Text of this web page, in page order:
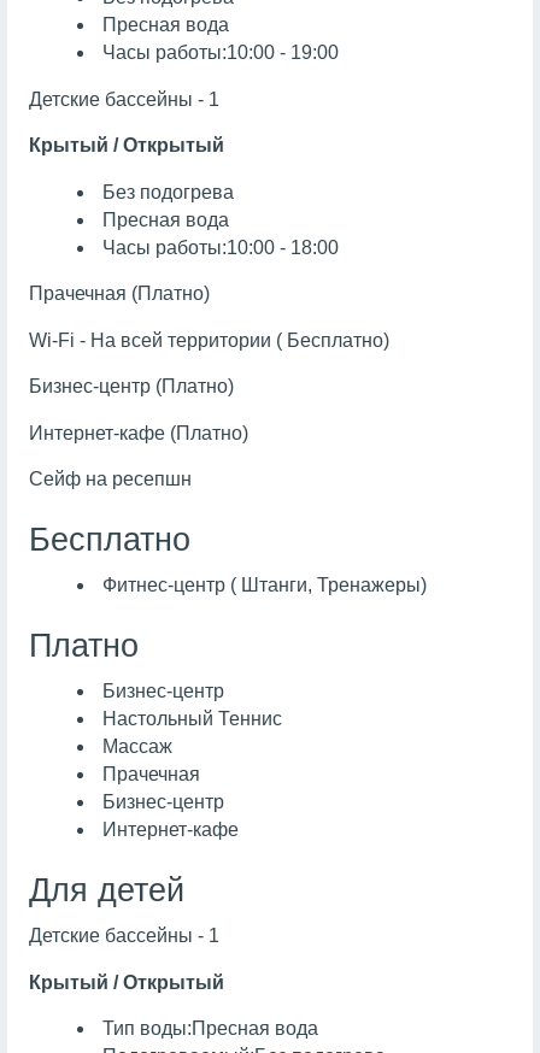
Пресная вода
Часы работы:10:00 - 19:00
Детские бассейны - 1
Крытый / Открытый
Без подогрева
Пресная вода
Часы работы:10:00 - 18:00
Прачечная (Платно)
Wi-Fi - На всей территории ( Бесплатно)
Бизнес-центр (Платно)
Интернет-кафе (Платно)
Сейф на ресепшн
Бесплатно
Фитнес-центр ( Штанги, Тренажеры)
Платно
Бизнес-центр
Настольный Теннис
Массаж
Прачечная
Бизнес-центр
Интернет-кафе
Для детей
Детские бассейны - 1
Крытый / Открытый
Тип воды:Пресная вода